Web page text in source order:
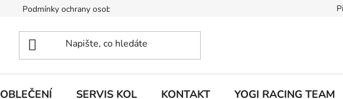
Podmínky ochrany osobních údajů
OBLEČENÍ SERVIS KOL KONTAKT YOGI RACING TEAM